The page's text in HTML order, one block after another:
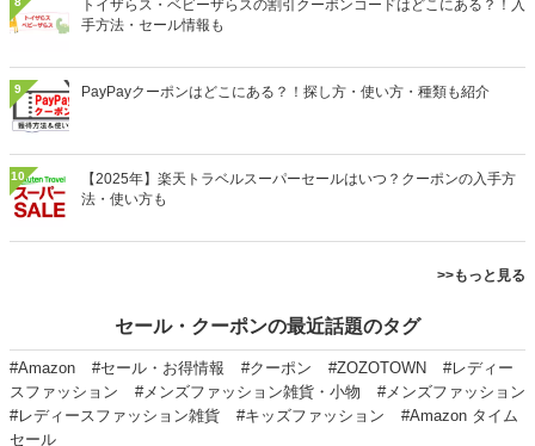
トイザらス・ベビーザらスの割引クーポンコードはどこにある？！入
手方法・セール情報も
9 PayPayクーポンはどこにある？！探し方・使い方・種類も紹介
10
【2025年】楽天トラベルスーパーセールはいつ？クーポンの入手方
法・使い方も
>>もっと見る
セール・クーポンの最近話題のタグ
#Amazon #セール・お得情報 #クーポン #ZOZOTOWN
#レディー
スファッション
#メンズファッション雑貨・小物
#メンズファッション
#レディースファッション雑貨
#キッズファッション
#Amazon タイム
セール